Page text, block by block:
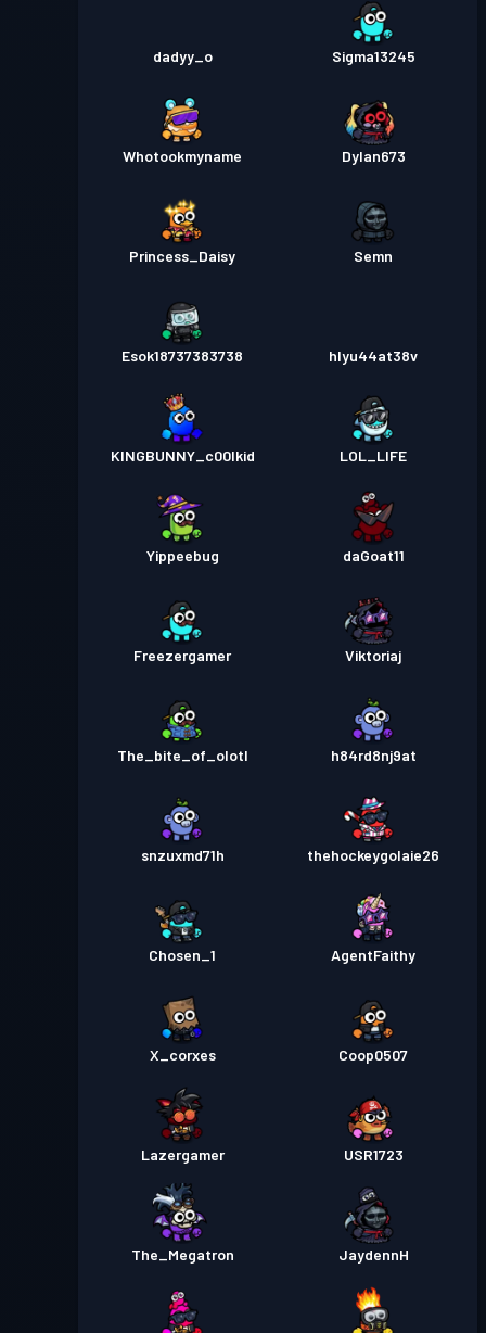
dadyy_o Sigma13245
Whotookmyname Dylan673
Princess_Daisy Semn
Esok18737383738 hlyu44at38v
KINGBUNNY_c00lkid LOL_LIFE
Yippeebug daGoat11
Freezergamer Viktoriaj
The_bite_of_olotl h84rd8nj9at
snzuxmd71h thehockeygolaie26
Chosen_1 AgentFaithy
X_corxes Coop0507
Lazergamer USR1723
The_Megatron JaydennH